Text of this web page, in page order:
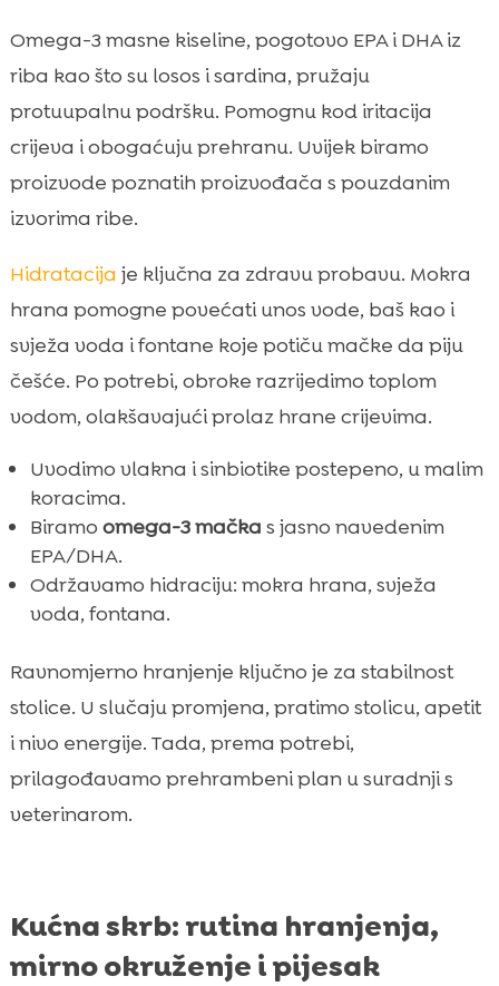
Omega-3 masne kiseline, pogotovo EPA i DHA iz
riba kao što su losos i sardina, pružaju
protuupalnu podršku. Pomognu kod iritacija
crijeva i obogaćuju prehranu. Uvijek biramo
proizvode poznatih proizvođača s pouzdanim
izvorima ribe.
Hidratacija je ključna za zdravu probavu. Mokra
hrana pomogne povećati unos vode, baš kao i
svježa voda i fontane koje potiču mačke da piju
češće. Po potrebi, obroke razrijedimo toplom
vodom, olakšavajući prolaz hrane crijevima.
Uvodimo vlakna i sinbiotike postepeno, u malim
koracima.
Biramo omega-3 mačka s jasno navedenim
EPA/DHA.
Održavamo hidraciju: mokra hrana, svježa
voda, fontana.
Ravnomjerno hranjenje ključno je za stabilnost
stolice. U slučaju promjena, pratimo stolicu, apetit
i nivo energije. Tada, prema potrebi,
prilagođavamo prehrambeni plan u suradnji s
veterinarom.
Kućna skrb: rutina hranjenja,
mirno okruženje i pijesak